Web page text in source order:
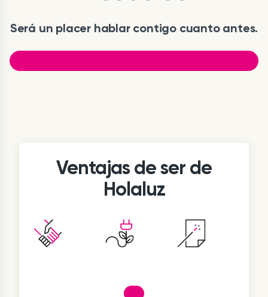
Será un placer hablar contigo cuanto antes.
Ventajas de ser de
Holaluz